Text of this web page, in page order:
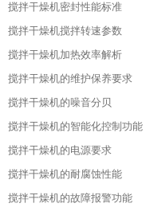
搅拌干燥机密封性能标准
搅拌干燥机搅拌转速参数
搅拌干燥机加热效率解析
搅拌干燥机的维护保养要求
搅拌干燥机的噪音分贝
搅拌干燥机的智能化控制功能
搅拌干燥机的电源要求
搅拌干燥机的耐腐蚀性能
搅拌干燥机的故障报警功能